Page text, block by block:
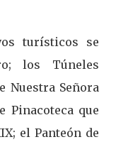
turísticos se
los Túneles
Nuestra Señora
Pinacoteca que
el Panteón de